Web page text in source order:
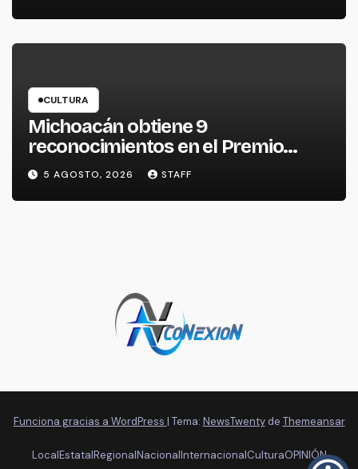
CULTURA
Michoacán obtiene 9
reconocimientos en el Premio
Nacional de la Cerámica
5 AGOSTO, 2026 STAFF
Funciona gracias a WordPress | Tema: NewsTwentyde Themeansar
LocalEstatalRegionalNacionalInternacionalCulturaOPINIÓN